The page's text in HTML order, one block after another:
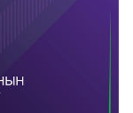
SIM жеткирүү